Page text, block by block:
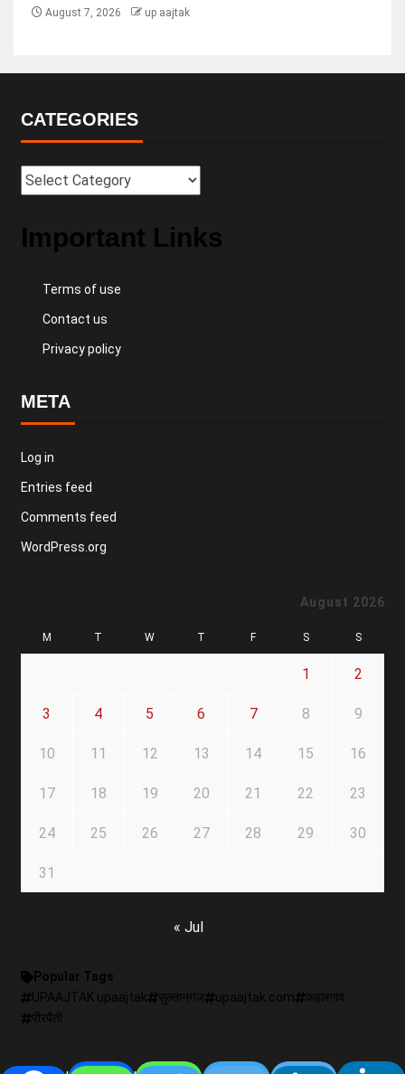
August 7, 2026 up aajtak
CATEGORIES
Important Links
Terms of use
Contact us
Privacy policy
META
Log in
Entries feed
Comments feed
WordPress.org
August 2026
M T W T F S S
1 2
3 4 5 6 7 8 9
10 11 12 13 14 15 16
17 18 19 20 21 22 23
24 25 26 27 28 29 30
31
« Jul
Popular Tags
UPAAJTAK upaajtak
सुल्तानगंज upaajtak.com
कहलगांव
पीरपैंती